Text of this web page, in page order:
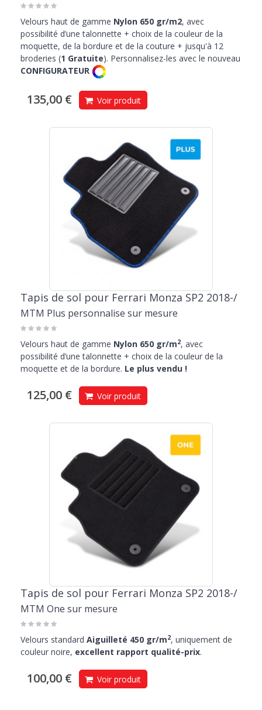
Velours haut de gamme Nylon 650 gr/m2, avec
possibilité d’une talonnette + choix de la couleur de la
moquette, de la bordure et de la couture + jusqu'à 12
broderies (1 Gratuite). Personnalisez-les avec le nouveau
CONFIGURATEUR
135,00 € Voir produit
Tapis de sol pour Ferrari Monza SP2 2018-/
MTM Plus personnalise sur mesure
Velours haut de gamme Nylon 650 gr/m2, avec
possibilité d’une talonnette + choix de la couleur de la
moquette et de la bordure. Le plus vendu !
125,00 € Voir produit
Tapis de sol pour Ferrari Monza SP2 2018-/
MTM One sur mesure
Velours standard Aiguilleté 450 gr/m2, uniquement de
couleur noire, excellent rapport qualité-prix.
100,00 € Voir produit